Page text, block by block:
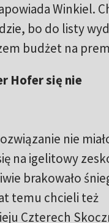
Winkiel.
bo do listy
budżet na
Hofer się nie
nie
na igelitowy
brakowało
temu chcieli też
Czterech